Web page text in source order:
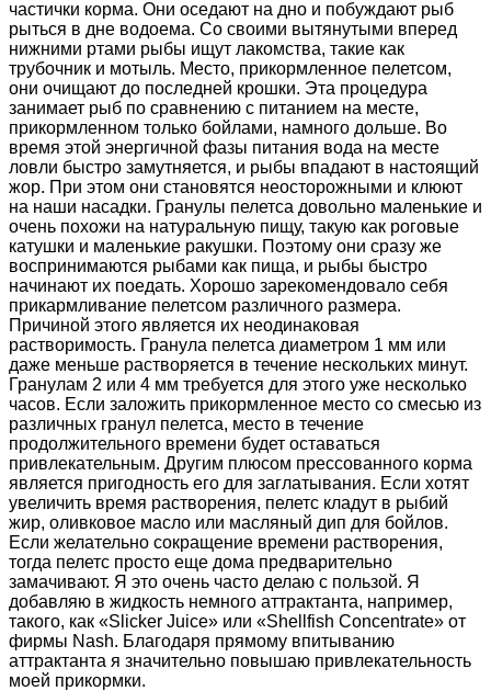
частички корма. Они оседают на дно и побуждают рыб
рыться в дне водоема. Со своими вытянутыми вперед
нижними ртами рыбы ищут лакомства, такие как
трубочник и мотыль. Место, прикормленное пелетсом,
они очищают до последней крошки. Эта процедура
занимает рыб по сравнению с питанием на месте,
прикормленном только бойлами, намного дольше. Во
время этой энергичной фазы питания вода на месте
ловли быстро замутняется, и рыбы впадают в настоящий
жор. При этом они становятся неосторожными и клюют
на наши насадки. Гранулы пелетса довольно маленькие и
очень похожи на натуральную пищу, такую как роговые
катушки и маленькие ракушки. Поэтому они сразу же
воспринимаются рыбами как пища, и рыбы быстро
начинают их поедать. Хорошо зарекомендовало себя
прикармливание пелетсом различного размера.
Причиной этого является их неодинаковая
растворимость. Гранула пелетса диаметром 1 мм или
даже меньше растворяется в течение нескольких минут.
Гранулам 2 или 4 мм требуется для этого уже несколько
часов. Если заложить прикормленное место со смесью из
различных гранул пелетса, место в течение
продолжительного времени будет оставаться
привлекательным. Другим плюсом прессованного корма
является пригодность его для заглатывания. Если хотят
увеличить время растворения, пелетс кладут в рыбий
жир, оливковое масло или масляный дип для бойлов.
Если желательно сокращение времени растворения,
тогда пелетс просто еще дома предварительно
замачивают. Я это очень часто делаю с пользой. Я
добавляю в жидкость немного аттрактанта, например,
такого, как «Slicker Juice» или «Shellfish Concentrate» от
фирмы Nash. Благодаря прямому впитыванию
аттрактанта я значительно повышаю привлекательность
моей прикормки.